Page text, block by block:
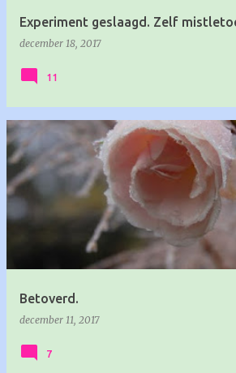
Experiment geslaagd. Zelf mistletoe
december 18, 2017
11
Betoverd.
december 11, 2017
7